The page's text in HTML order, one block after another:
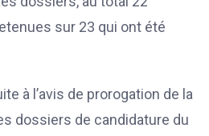
sur 23 qui ont été
à l’avis de prorogation de la
dossiers de candidature du